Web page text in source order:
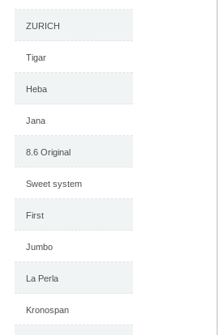
ZURICH
Tigar
Heba
Jana
8.6 Original
Sweet system
First
Jumbo
La Perla
Kronospan